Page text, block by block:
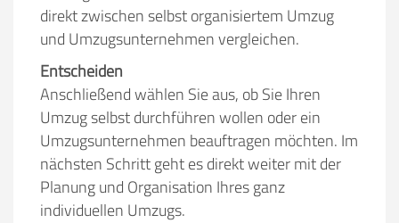
direkt zwischen selbst organisiertem Umzug
und Umzugsunternehmen vergleichen.
Entscheiden
Anschließend wählen Sie aus, ob Sie Ihren
Umzug selbst durchführen wollen oder ein
Umzugsunternehmen beauftragen möchten. Im
nächsten Schritt geht es direkt weiter mit der
Planung und Organisation Ihres ganz
individuellen Umzugs.